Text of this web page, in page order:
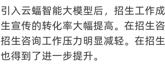
引入云蝠智能大模型后，招生工作
生宣传的转化率大幅提高。在招生
招生咨询工作压力明显减轻。在招
也得到了进一步提升。